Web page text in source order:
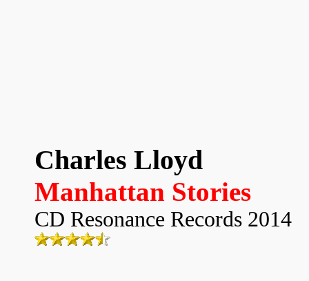
Charles Lloyd
Manhattan Stories
CD Resonance Records 2014